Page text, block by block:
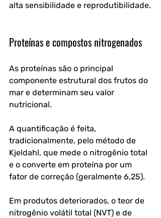
alta sensibilidade e reprodutibilidade.
Proteínas e compostos nitrogenados
As proteínas são o principal
componente estrutural dos frutos do
mar e determinam seu valor
nutricional.
A quantificação é feita,
tradicionalmente, pelo método de
Kjeldahl, que mede o nitrogênio total
e o converte em proteína por um
fator de correção (geralmente 6,25).
Em produtos deteriorados, o teor de
nitrogênio volátil total (NVT) e de